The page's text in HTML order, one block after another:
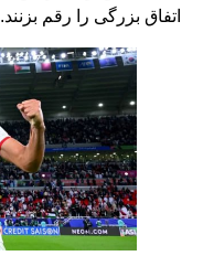
اتفاق بزرگی را رقم بزنند.